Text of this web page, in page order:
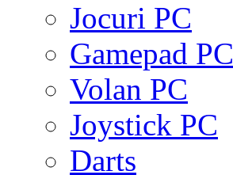
Jocuri PC
Gamepad PC
Volan PC
Joystick PC
Darts